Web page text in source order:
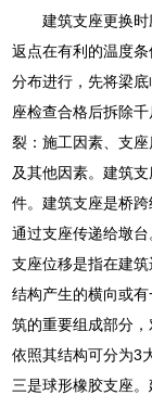
建筑支座更换
返点在有利的温度
分布进行，先将梁
座检查合格后拆除
裂：施工因素、支
及其他因素。建筑
件。建筑支座是桥
通过支座传递给墩
支座位移是指在建
结构产生的横向或
筑的重要组成部分
依照其结构可分为3
三是球形橡胶支座